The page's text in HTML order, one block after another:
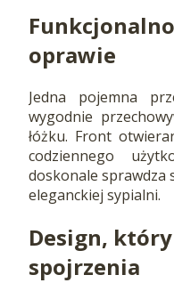
oprawie
Jedna pojemna
wygodnie
łóżku. Front
codziennego
doskonale sprawdza
eleganckiej sypialni.
Design,
spojrzenia